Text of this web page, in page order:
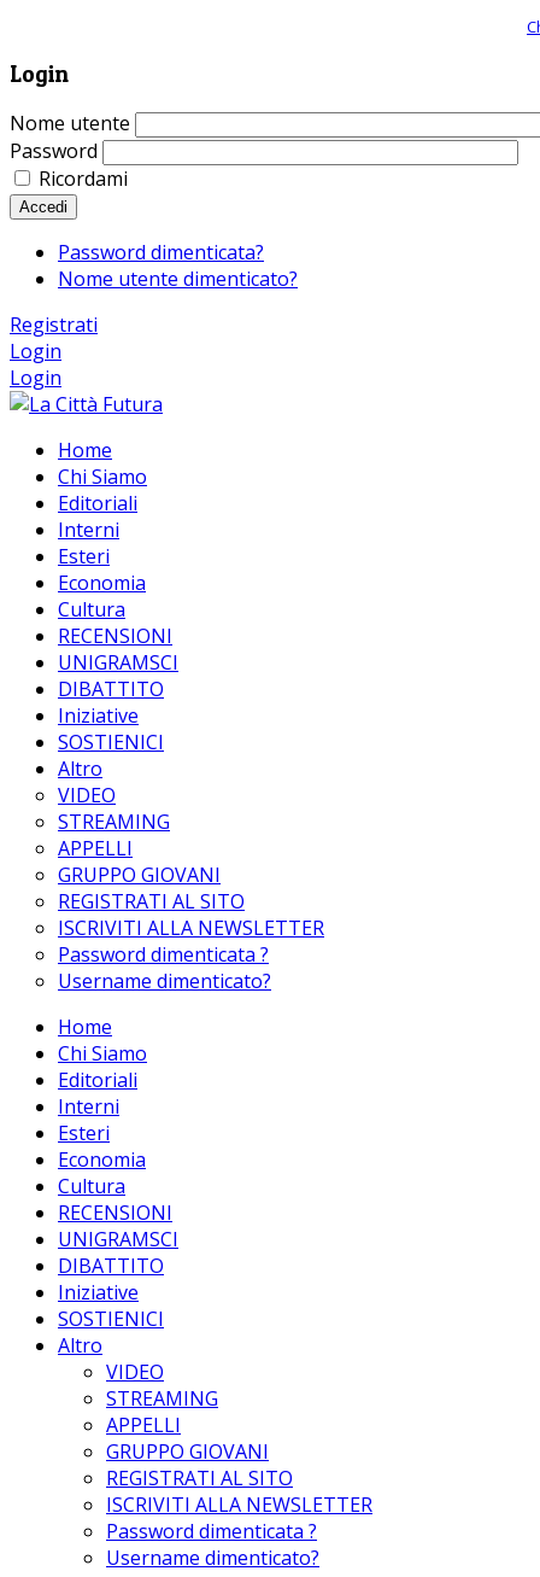
Login
Nome utente
Password
Ricordami
Accedi
Password dimenticata?
Nome utente dimenticato?
Registrati
Login
Login
Home
Chi Siamo
Editoriali
Interni
Esteri
Economia
Cultura
RECENSIONI
UNIGRAMSCI
DIBATTITO
Iniziative
SOSTIENICI
Altro
VIDEO
STREAMING
APPELLI
GRUPPO GIOVANI
REGISTRATI AL SITO
ISCRIVITI ALLA NEWSLETTER
Password dimenticata ?
Username dimenticato?
Home
Chi Siamo
Editoriali
Interni
Esteri
Economia
Cultura
RECENSIONI
UNIGRAMSCI
DIBATTITO
Iniziative
SOSTIENICI
Altro
VIDEO
STREAMING
APPELLI
GRUPPO GIOVANI
REGISTRATI AL SITO
ISCRIVITI ALLA NEWSLETTER
Password dimenticata ?
Username dimenticato?